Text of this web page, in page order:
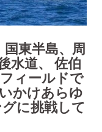
東半島、周
水道、 佐伯
ィールドで
かけあらゆ
に挑戦して